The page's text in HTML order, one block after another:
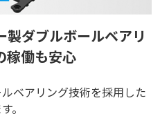
ダブルボールベアリ
稼働も安心
ベアリング技術を採用した
。